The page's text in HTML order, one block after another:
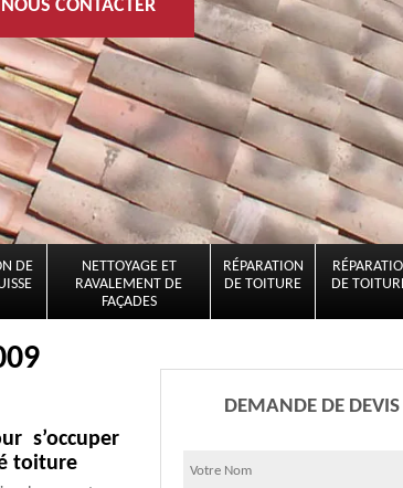
NOUS CONTACTER
DE
NETTOYAGE ET
RAVALEMENT DE
FAÇADES
RÉPARATION
DE TOITURE
DE
s’occuper
toiture
DEMANDE DE